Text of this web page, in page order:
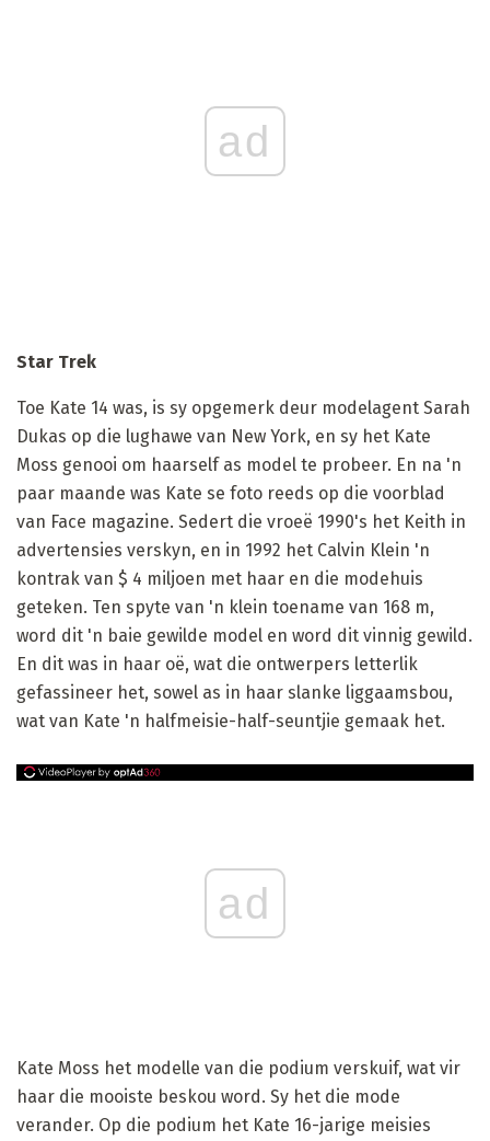
ad
Star Trek
Toe Kate 14 was, is sy opgemerk deur modelagent Sarah
Dukas op die lughawe van New York, en sy het Kate
Moss genooi om haarself as model te probeer. En na 'n
paar maande was Kate se foto reeds op die voorblad
van Face magazine. Sedert die vroeë 1990's het Keith in
advertensies verskyn, en in 1992 het Calvin Klein 'n
kontrak van $ 4 miljoen met haar en die modehuis
geteken. Ten spyte van 'n klein toename van 168 m,
word dit 'n baie gewilde model en word dit vinnig gewild.
En dit was in haar oë, wat die ontwerpers letterlik
gefassineer het, sowel as in haar slanke liggaamsbou,
wat van Kate 'n halfmeisie-half-seuntjie gemaak het.
ad
Kate Moss het modelle van die podium verskuif, wat vir
haar die mooiste beskou word. Sy het die mode
verander. Op die podium het Kate 16-jarige meisies